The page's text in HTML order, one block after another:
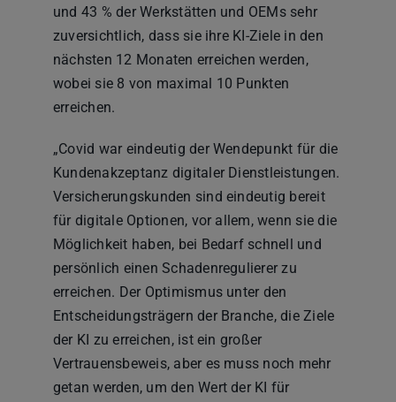
und 43 % der Werkstätten und OEMs sehr
zuversichtlich, dass sie ihre KI-Ziele in den
nächsten 12 Monaten erreichen werden,
wobei sie 8 von maximal 10 Punkten
erreichen.
„Covid war eindeutig der Wendepunkt für die
Kundenakzeptanz digitaler Dienstleistungen.
Versicherungskunden sind eindeutig bereit
für digitale Optionen, vor allem, wenn sie die
Möglichkeit haben, bei Bedarf schnell und
persönlich einen Schadenregulierer zu
erreichen. Der Optimismus unter den
Entscheidungsträgern der Branche, die Ziele
der KI zu erreichen, ist ein großer
Vertrauensbeweis, aber es muss noch mehr
getan werden, um den Wert der KI für